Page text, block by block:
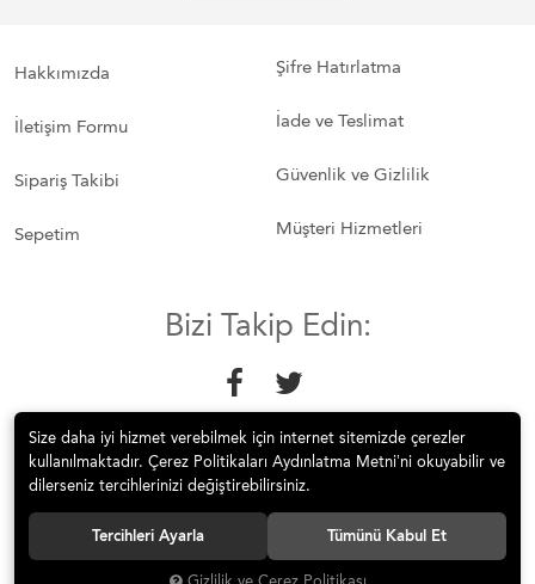
Hakkımızda
İletişim Formu
Sipariş Takibi
Sepetim
Şifre Hatırlatma
İade ve Teslimat
Güvenlik ve Gizlilik
Müşteri Hizmetleri
Bizi Takip Edin:
© 2018 Mobilyakeyfi İnternet Teknolojileri Mobilya Sanayi İç ve Dış
Tic.Ltd.Şti. Tüm hakları saklıdır.
Size daha iyi hizmet verebilmek için internet sitemizde çerezler
kullanılmaktadır. Çerez Politikaları Aydınlatma Metni’ni okuyabilir ve
dilerseniz tercihlerinizi değiştirebilirsiniz.
Tercihleri Ayarla Tümünü Kabul Et